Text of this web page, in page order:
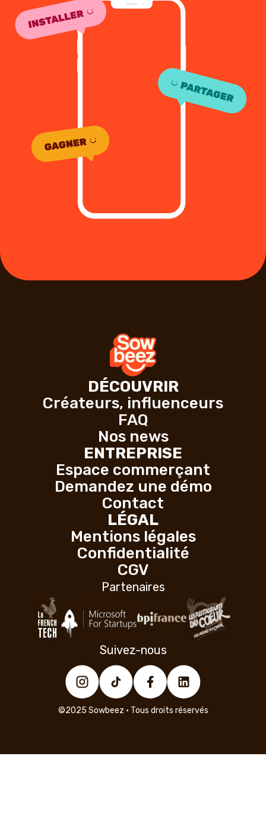
DÉCOUVRIR
Créateurs, influenceurs
FAQ
Nos news
ENTREPRISE
Espace commerçant
Demandez une démo
Contact
LÉGAL
Mentions légales
Confidentialité
CGV
Partenaires
Suivez-nous
©2025 Sowbeez • Tous droits réservés